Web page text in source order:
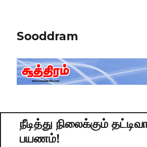
Sooddram
நீடித்து நிலைக்கும்
பயணம்!